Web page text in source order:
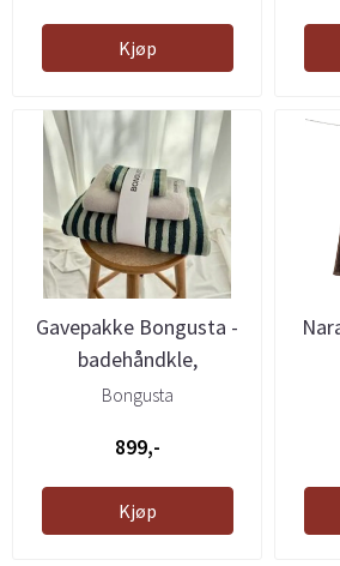
Kjøp
Gavepakke Bongusta -
badehåndkle,
håndhåndkle og ...
Bongusta
899,-
Kjøp